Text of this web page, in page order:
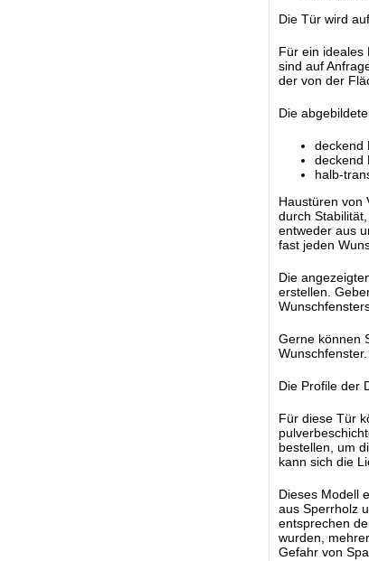
Die Tür wird
Für ein ideales
sind auf
der von der
Die
deckend
deckend
halb-
Haustüren von
durch
entweder aus
fast jeden
Die
erstellen.
Gerne können
Die Profile der
Für diese Tür
bestellen, um
kann sich die
Dieses Modell
aus Sperrholz
entsprechen
wurden,
Gefahr von